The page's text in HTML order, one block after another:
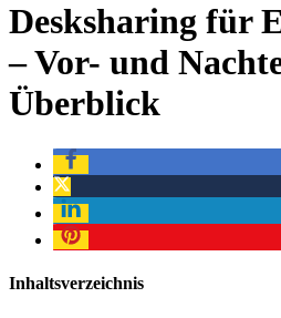
Desksharing für
– Vor- und
Überblick
Inhaltsverzeichnis